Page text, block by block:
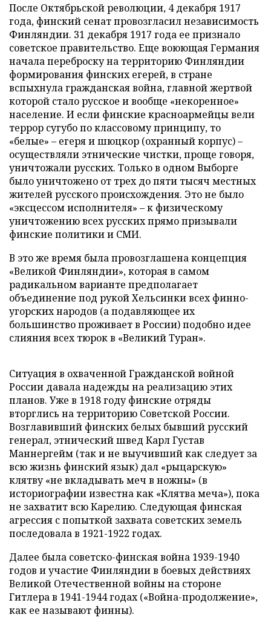
После Октябрьской революции, 4 декабря 1917
года, финский сенат провозгласил независимость
Финляндии. 31 декабря 1917 года ее признало
советское правительство. Еще воюющая Германия
начала переброску на территорию Финляндии
формирования финских егерей, в стране
вспыхнула гражданская война, главной жертвой
которой стало русское и вообще «некоренное»
население. И если финские красноармейцы вели
террор сугубо по классовому принципу, то
«белые» – егеря и шюцкор (охранный корпус) –
осуществляли этнические чистки, проще говоря,
уничтожали русских. Только в одном Выборге
было уничтожено от трех до пяти тысяч местных
жителей русского происхождения. Это не было
«эксцессом исполнителя» – к физическому
уничтожению всех русских прямо призывали
финские политики и СМИ.
В это же время была провозглашена концепция
«Великой Финляндии», которая в самом
радикальном варианте предполагает
объединение под рукой Хельсинки всех финно-
угорских народов (а подавляющее их
большинство проживает в России) подобно идее
слияния всех тюрок в «Великий Туран».
Ситуация в охваченной Гражданской войной
России давала надежды на реализацию этих
планов. Уже в 1918 году финские отряды
вторглись на территорию Советской России.
Возглавивший финских белых бывший русский
генерал, этнический швед Карл Густав
Маннергейм (так и не выучивший как следует за
всю жизнь финский язык) дал «рыцарскую»
клятву «не вкладывать меч в ножны» (в
историографии известна как «Клятва меча»), пока
не захватит всю Карелию. Следующая финская
агрессия с попыткой захвата советских земель
последовала в 1921-1922 годах.
Далее была советско-финская война 1939-1940
годов и участие Финляндии в боевых действиях
Великой Отечественной войны на стороне
Гитлера в 1941-1944 годах («Война-продолжение»,
как ее называют финны).